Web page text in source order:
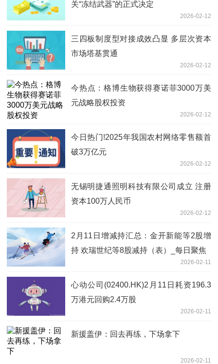
关“冻结武器”的正式决定
2026-02-12
三四板制度型对接成效凸显 多层次资本
市场塔基贯通
2026-02-12
今热点：格博生物获得赛诺菲3000万美
元战略股权投资
2026-02-12
今日热门!2025年我国农村网络零售额首
破3万亿元
2026-02-12
无锡明捷通照明科技有限公司成立 注册
资本100万人民币
2026-02-12
2月11日增减持汇总：金开新能等2股增
持 欢瑞世纪等8股减持（表）_每日聚焦
2026-02-11
心动公司(02400.HK)2月11日耗资196.3
万港元回购2.4万股
2026-02-11
新援盖伊：回去再练，下场拿下
2026-02-11